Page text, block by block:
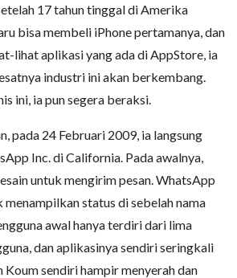
17 tahun tinggal di Amerika
bisa membeli iPhone pertamanya, dan
lihat aplikasi yang ada di AppStore, ia
industri ini akan berkembang.
ini, ia pun segera beraksi.
pada 24 Februari 2009, ia langsung
Inc. di California. Pada awalnya,
untuk mengirim pesan. WhatsApp
menampilkan status di sebelah nama
awal hanya terdiri dari lima
dan aplikasinya sendiri seringkali
Koum sendiri hampir menyerah dan